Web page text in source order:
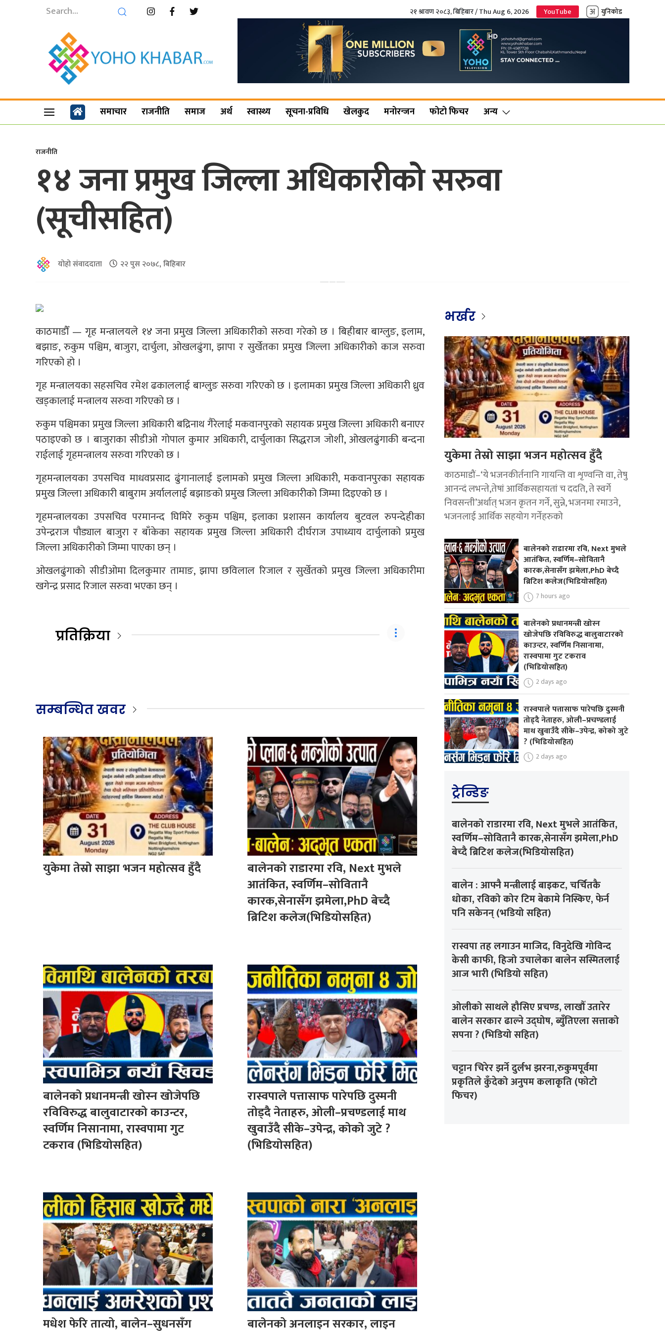
२१ श्रावण २०८३, बिहिबार / Thu Aug 6, 2026 YouTube युनिकोड
समाचार राजनीति समाज अर्थ स्वास्थ्य सूचना-प्रविधि खेलकुद मनोरन्जन फोटो फिचर अन्य
राजनीति
१४ जना प्रमुख जिल्ला अधिकारीको सरुवा
(सूचीसहित)
योहो संवाददाता २२ पुस २०७८, बिहिबार
काठमाडौँ — गृह मन्त्रालयले १४ जना प्रमुख जिल्ला अधिकारीको सरुवा गरेको छ । बिहीबार बाग्लुङ, इलाम,
बझाङ, रुकुम पश्चिम, बाजुरा, दार्चुला, ओखलढुंगा, झापा र सुर्खेतका प्रमुख जिल्ला अधिकारीको काज सरुवा
गरिएको हो ।
गृह मन्त्रालयका सहसचिव रमेश ढकाललाई बाग्लुङ सरुवा गरिएको छ । इलामका प्रमुख जिल्ला अधिकारी ध्रुव
खड्कालाई मन्त्रालय सरुवा गरिएको छ ।
रुकुम पश्चिमका प्रमुख जिल्ला अधिकारी बद्रिनाथ गैरेलाई मकवानपुरको सहायक प्रमुख जिल्ला अधिकारी बनाएर
पठाइएको छ । बाजुराका सीडीओ गोपाल कुमार अधिकारी, दार्चुलाका सिद्धराज जोशी, ओखलढुंगाकी बन्दना
राईलाई गृहमन्त्रालय सरुवा गरिएको छ ।
गृहमन्त्रालयका उपसचिव माधवप्रसाद ढुंगानालाई इलामको प्रमुख जिल्ला अधिकारी, मकवानपुरका सहायक
प्रमुख जिल्ला अधिकारी बाबुराम अर्याललाई बझाङको प्रमुख जिल्ला अधिकारीको जिम्मा दिइएको छ ।
गृहमन्त्रालयका उपसचिव परमानन्द घिमिरे रुकुम पश्चिम, इलाका प्रशासन कार्यालय बुटवल रुपन्देहीका
उपेन्द्रराज पौड्याल बाजुरा र बाँकेका सहायक प्रमुख जिल्ला अधिकारी दीर्घराज उपाध्याय दार्चुलाको प्रमुख
जिल्ला अधिकारीको जिम्मा पाएका छन् ।
ओखलढुंगाको सीडीओमा दिलकुमार तामाङ, झापा छविलाल रिजाल र सुर्खेतको प्रमुख जिल्ला अधिकारीमा
खगेन्द्र प्रसाद रिजाल सरुवा भएका छन् ।
प्रतिक्रिया
सम्बन्धित खवर
युकेमा तेस्रो साझा भजन महोत्सव हुँदै
बालेनको राडारमा रवि, Next मुभले
आतंकित, स्वर्णिम–सोवितानै
कारक,सेनासँग झमेला,PhD बेच्दै
ब्रिटिश कलेज(भिडियोसहित)
बालेनको प्रधानमन्त्री खोस्न खोजेपछि
रविविरुद्ध बालुवाटारको काउन्टर,
स्वर्णिम निसानामा, रास्वपामा गुट
टकराव (भिडियोसहित)
रास्वपाले पत्तासाफ पारेपछि दुस्मनी
तोड्दै नेताहरु, ओली–प्रचण्डलाई माथ
खुवाउँदै सीके–उपेन्द्र, कोको जुटे ?
(भिडियोसहित)
मधेश फेरि तात्यो, बालेन–सुधनसँग
बालेनको अनलाइन सरकार, लाइन
भर्खर
युकेमा तेस्रो साझा भजन महोत्सव हुँदै
काठमाडौं–‘ये भजनकीर्तनानि गायन्ति वा शृण्वन्ति वा, तेषु
आनन्दं लभन्ते,तेषां आर्थिकसहायतां च ददति, ते स्वर्गे
निवसन्ती’अर्थात् भजन कृतन गर्ने, सुन्ने, भजनमा रमाउने,
भजनलाई आर्थिक सहयोग गर्नेहरुको
बालेनको राडारमा रवि, Next मुभले
आतंकित, स्वर्णिम–सोवितानै
कारक,सेनासँग झमेला,PhD बेच्दै
ब्रिटिश कलेज(भिडियोसहित)
7 hours ago
बालेनको प्रधानमन्त्री खोस्न
खोजेपछि रविविरुद्ध बालुवाटारको
काउन्टर, स्वर्णिम निसानामा,
रास्वपामा गुट टकराव
(भिडियोसहित)
2 days ago
रास्वपाले पत्तासाफ पारेपछि दुस्मनी
तोड्दै नेताहरु, ओली–प्रचण्डलाई
माथ खुवाउँदै सीके–उपेन्द्र, कोको जुटे
? (भिडियोसहित)
2 days ago
ट्रेन्डिङ
बालेनको राडारमा रवि, Next मुभले आतंकित,
स्वर्णिम–सोवितानै कारक,सेनासँग झमेला,PhD
बेच्दै ब्रिटिश कलेज(भिडियोसहित)
बालेन : आफ्नै मन्त्रीलाई बाइकट, चर्चितकै
धोका, रविको कोर टिम बेकामे निस्किए, फेर्न
पनि सकेनन् (भडियो सहित)
रास्वपा तह लगाउन माजिद, विनुदेखि गोविन्द
केसी काफी, हिजो उचालेका बालेन सस्मितलाई
आज भारी (भिडियो सहित)
ओलीको साथले हौसिए प्रचण्ड, लाखौँ उतारेर
बालेन सरकार ढाल्ने उद्घोष, ब्युँतिएला सत्ताको
सपना ? (भिडियो सहित)
चट्टान चिरेर झर्ने दुर्लभ झरना,रुकुमपूर्वमा
प्रकृतिले कुँदेको अनुपम कलाकृति (फोटो
फिचर)